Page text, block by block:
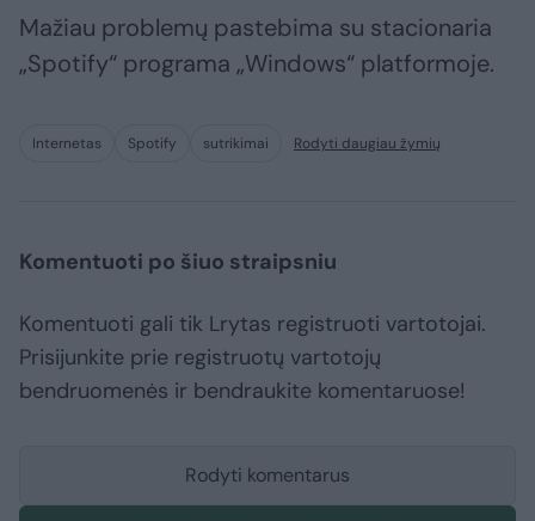
Mažiau problemų pastebima su stacionaria
„Spotify“ programa „Windows“ platformoje.
Internetas Spotify sutrikimai Rodyti daugiau žymių
Komentuoti po šiuo straipsniu
Komentuoti gali tik Lrytas registruoti vartotojai.
Prisijunkite prie registruotų vartotojų
bendruomenės ir bendraukite komentaruose!
Rodyti komentarus